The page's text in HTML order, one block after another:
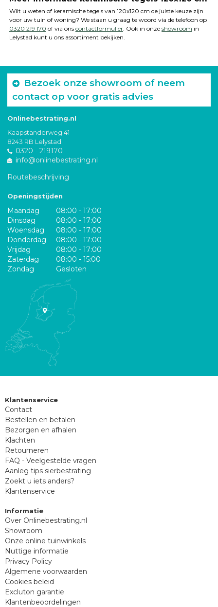
Wilt u weten of keramische tegels van 120x120 cm de juiste keuze zijn
voor uw tuin of woning? We staan u graag te woord via de telefoon op
0320 219 170 of via ons contactformulier. Ook in onze showroom in
Lelystad kunt u ons assortiment bekijken.
Bezoek onze showroom of neem
contact op voor gratis advies
Onlinebestrating.nl
Kaapstanderweg 41
8243 RB Lelystad
0320 - 219170
info@onlinebestrating.nl
Routebeschrijving
Openingstijden
Maandag
08:00 - 17:00
Dinsdag
08:00 - 17:00
Woensdag
08:00 - 17:00
Donderdag
08:00 - 17:00
Vrijdag
08:00 - 17:00
Zaterdag
08:00 - 15:00
Zondag
Gesloten
Klantenservice
Contact
Bestellen en betalen
Bezorgen en afhalen
Klachten
Retourneren
FAQ - Veelgestelde vragen
Aanleg tips sierbestrating
Zoekt u iets anders?
Klantenservice
Informatie
Over Onlinebestrating.nl
Showroom
Onze online tuinwinkels
Nuttige informatie
Privacy Policy
Algemene voorwaarden
Cookies beleid
Excluton garantie
Klantenbeoordelingen